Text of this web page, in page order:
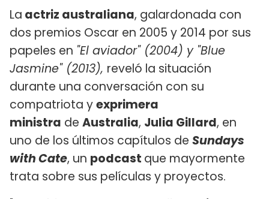
La actriz australiana, galardonada con
dos premios Oscar en 2005 y 2014 por sus
papeles en "El aviador" (2004) y "Blue
Jasmine" (2013), reveló la situación
durante una conversación con su
compatriota yexprimera
ministra de Australia, Julia Gillard, en
uno de los últimos capítulos de Sundays
with Cate, un podcast que mayormente
trata sobre sus películas y proyectos.